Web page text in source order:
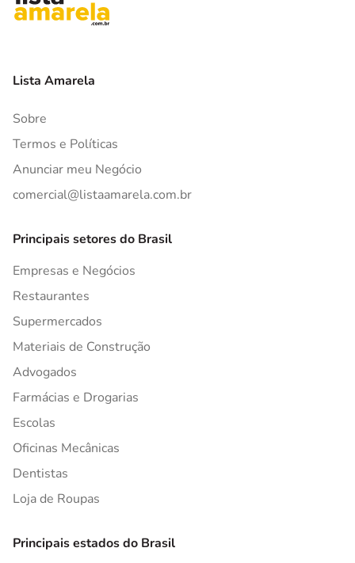
Lista Amarela
Sobre
Termos e Políticas
Anunciar meu Negócio
comercial@listaamarela.com.br
Principais setores do Brasil
Empresas e Negócios
Restaurantes
Supermercados
Materiais de Construção
Advogados
Farmácias e Drogarias
Escolas
Oficinas Mecânicas
Dentistas
Loja de Roupas
Principais estados do Brasil